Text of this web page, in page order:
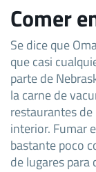
Comer
Se dice que
que casi
parte de
la carne de
restaurantes
interior. Fumar
bastante poco
de lugares para